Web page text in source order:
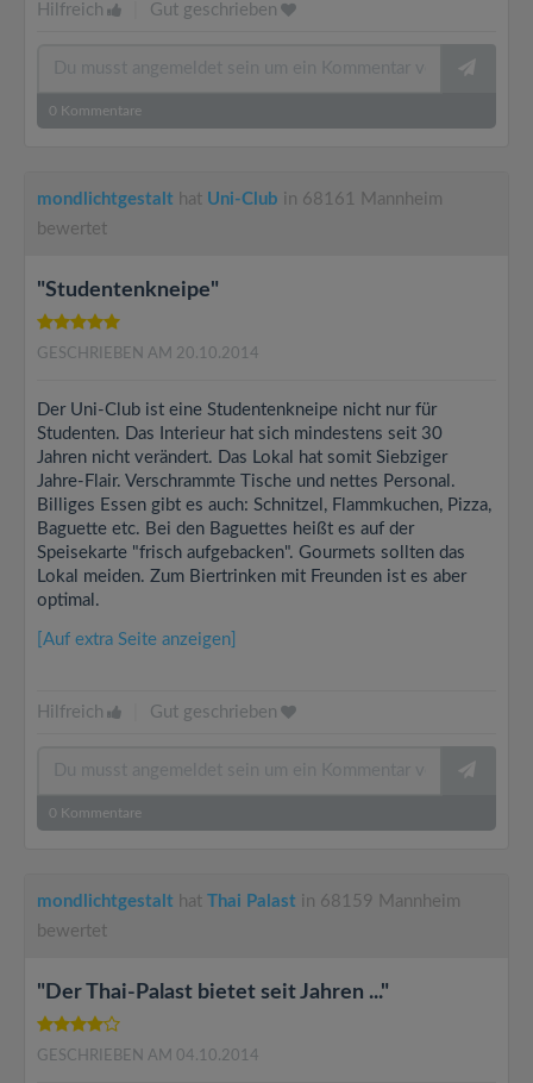
Hilfreich Gut geschrieben
0 Kommentare
mondlichtgestalt hat Uni-Club in 68161 Mannheim
bewertet
"Studentenkneipe"
GESCHRIEBEN AM 20.10.2014
Der Uni-Club ist eine Studentenkneipe nicht nur für
Studenten. Das Interieur hat sich mindestens seit 30
Jahren nicht verändert. Das Lokal hat somit Siebziger
Jahre-Flair. Verschrammte Tische und nettes Personal.
Billiges Essen gibt es auch: Schnitzel, Flammkuchen, Pizza,
Baguette etc. Bei den Baguettes heißt es auf der
Speisekarte "frisch aufgebacken". Gourmets sollten das
Lokal meiden. Zum Biertrinken mit Freunden ist es aber
optimal.
[Auf extra Seite anzeigen]
Hilfreich Gut geschrieben
0 Kommentare
mondlichtgestalt hat Thai Palast in 68159 Mannheim
bewertet
"Der Thai-Palast bietet seit Jahren ..."
GESCHRIEBEN AM 04.10.2014